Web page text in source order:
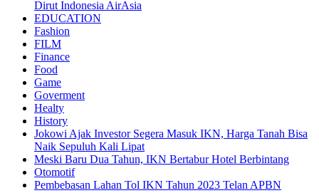
Dirut Indonesia AirAsia
EDUCATION
Fashion
FILM
Finance
Food
Game
Goverment
Healty
History
Jokowi Ajak Investor Segera Masuk IKN, Harga Tanah Bisa
Naik Sepuluh Kali Lipat
Meski Baru Dua Tahun, IKN Bertabur Hotel Berbintang
Otomotif
Pembebasan Lahan Tol IKN Tahun 2023 Telan APBN